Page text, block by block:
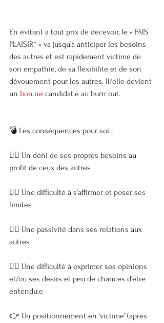
En évitant à tout prix de décevoir, le « FAIS
PLAISIR* » va jusqu’à anticiper les besoins
des autres et est rapidement victime de
son empathie, de sa flexibilité et de son
dévouement pour les autres. Il/elle devient
un bon.ne candidat.e au burn out.
💣 Les conséquences pour soi :
👉🏼 Un déni de ses propres besoins au
profit de ceux des autres
👉🏼 Une difficulté à s’affirmer et poser ses
limites
👉🏼 Une passivité dans ses relations aux
autres
👉🏼 Une difficulté à exprimer ses opinions
et/ou ses désirs et peu de chances d’être
entendu.e
👉 Un positionnement en ‘victime’ (après